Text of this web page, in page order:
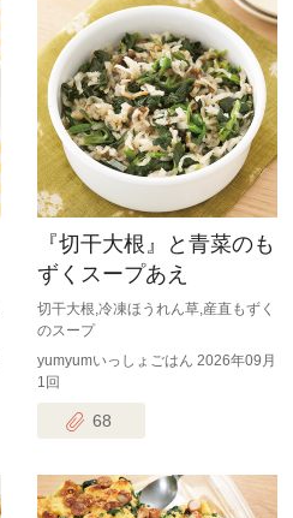
『切干大根』と青菜のも
ずくスープあえ
切干大根,冷凍ほうれん草,産直もずく
のスープ
yumyumいっしょごはん 2026年09月
1回
68